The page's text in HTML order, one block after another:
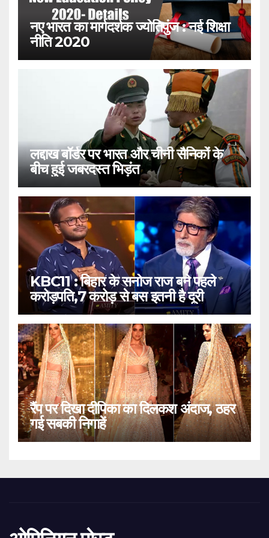
नए भारत का मार्गदर्शक ज्योतिपुंज : नई शिक्षा
नीति 2020
लद्दाख बॉर्डर पर भारत और चीनी सैनिकों के
बीच हुई जबरदस्त भिड़ंत
KBC11 : बिहार के सनोज राज बने पहले
करोड़पति,7 करोड़ से बस इतनी है दूरी
रैंप पर दिखा दीपिका का दिलकश अंदाज, ठहर
गई सबकी निगाहें